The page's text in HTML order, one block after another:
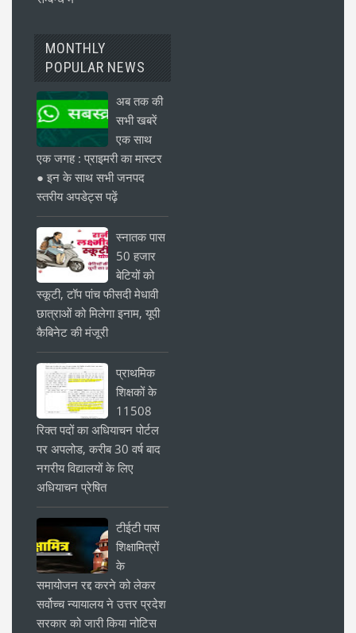
MONTHLY
POPULAR NEWS
अब तक की
सभी खबरें
एक साथ
एक जगह : प्राइमरी का मास्टर
● इन के साथ सभी जनपद
स्तरीय अपडेट्स पढ़ें
स्नातक पास
50 हजार
बेटियों को
स्कूटी, टॉप पांच फीसदी मेधावी
छात्राओं को मिलेगा इनाम, यूपी
कैबिनेट की मंजूरी
प्राथमिक
शिक्षकों के
11508
रिक्त पदों का अधियाचन पोर्टल
पर अपलोड, करीब 30 वर्ष बाद
नगरीय विद्यालयों के लिए
अधियाचन प्रेषित
टीईटी पास
शिक्षामित्रों
के
समायोजन रद्द करने को लेकर
सर्वोच्च न्यायालय ने उत्तर प्रदेश
सरकार को जारी किया नोटिस